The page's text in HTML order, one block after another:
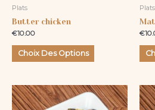
Plats
Butter chicken
€10.00
Choix Des Options
Plats
€
Ce
produit